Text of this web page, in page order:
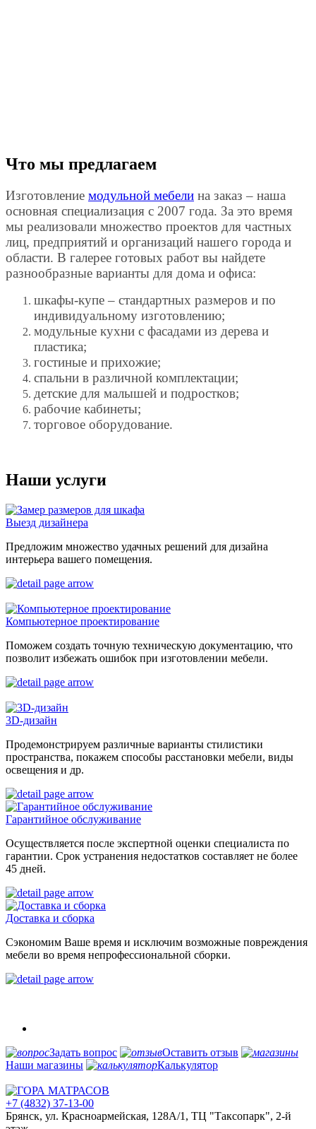
Что мы предлагаем
Изготовление модульной мебели на заказ – наша
основная специализация с 2007 года. За это время
мы реализовали множество проектов для частных
лиц, предприятий и организаций нашего города и
области. В галерее готовых работ вы найдете
разнообразные варианты для дома и офиса:
шкафы-купе – стандартных размеров и по
индивидуальному изготовлению;
модульные кухни с фасадами из дерева и
пластика;
гостиные и прихожие;
спальни в различной комплектации;
детские для малышей и подростков;
рабочие кабинеты;
торговое оборудование.
Наши услуги
Выезд дизайнера
Предложим множество удачных решений для дизайна
интерьера вашего помещения.
Компьютерное проектирование
Поможем создать точную техническую документацию, что
позволит избежать ошибок при изготовлении мебели.
3D-дизайн
Продемонстрируем различные варианты стилистики
пространства, покажем способы расстановки мебели, виды
освещения и др.
Гарантийное обслуживание
Осуществляется после экспертной оценки специалиста по
гарантии. Срок устранения недостатков составляет не более
45 дней.
Доставка и сборка
Сэкономим Ваше время и исключим возможные повреждения
мебели во время непрофессиональной сборки.
Задать вопрос
Оставить отзыв
Наши магазины
Калькулятор
+7 (4832) 37-13-00
Брянск, ул. Красноармейская, 128А/1, ТЦ "Таксопарк", 2-й